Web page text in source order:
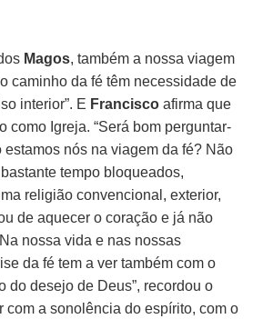
Magos, também a nossa viagem
caminho da fé têm necessidade de
interior”. E Francisco afirma que
como Igreja. “Será bom perguntar-
estamos nós na viagem da fé? Não
tempo bloqueados,
religião convencional, exterior,
de aquecer o coração e já não
nossa vida e nas nossas
da fé tem a ver também com o
do desejo de Deus”, recordou o
com a sonolência do espírito, com o